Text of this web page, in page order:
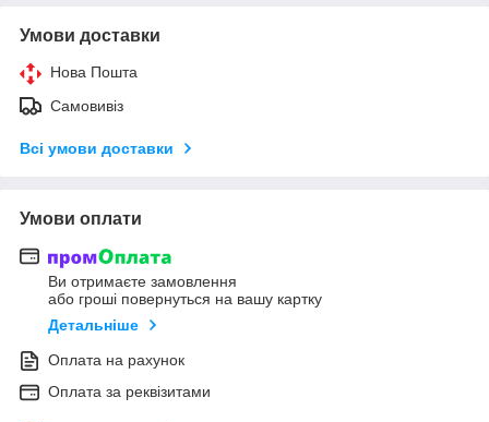
Умови доставки
Нова Пошта
Самовивіз
Всі умови доставки
Умови оплати
Ви отримаєте замовлення
або гроші повернуться на вашу картку
Детальніше
Оплата на рахунок
Оплата за реквізитами